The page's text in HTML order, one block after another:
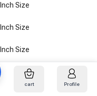
Size
Size
Size
Size
cart Profile